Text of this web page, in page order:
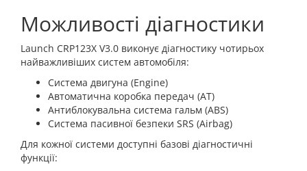
Можливості діагностики
Launch CRP123X V3.0 виконує діагностику чотирьох
найважливіших систем автомобіля:
Система двигуна (Engine)
Автоматична коробка передач (AT)
Антиблокувальна система гальм (ABS)
Система пасивної безпеки SRS (Airbag)
Для кожної системи доступні базові діагностичні
функції: